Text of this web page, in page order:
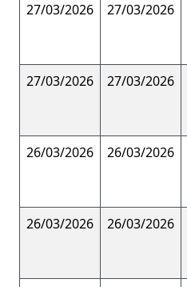
27/03/2026 27/03/2026
27/03/2026 27/03/2026
26/03/2026 26/03/2026
26/03/2026 26/03/2026